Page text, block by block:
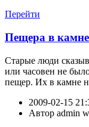
Перейти
Пещера в
Старые люди
или часовен не
пещер. Их в камне
2009-02-15
Автор admin